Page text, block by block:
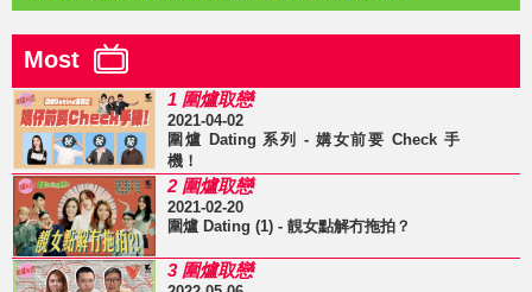
Most
1 圍爐取戀
2021-04-02
圍爐 Dating 系列 - 媾女前要 Check 手
機！
2 圍爐取戀
2021-02-20
圍爐 Dating (1) - 靚女點解冇拖拍？
3 圍爐取戀